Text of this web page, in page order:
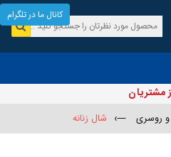
مشتریان
روسری —› شال زنانه
کانال ما در تلگرام